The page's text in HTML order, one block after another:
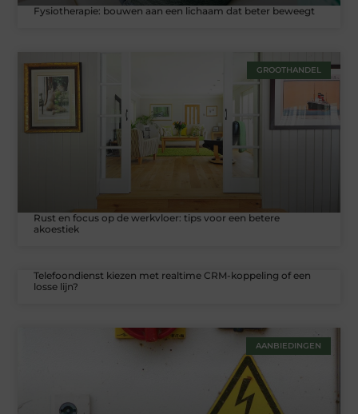
Fysiotherapie: bouwen aan een lichaam dat beter beweegt
GROOTHANDEL
Rust en focus op de werkvloer: tips voor een betere
akoestiek
Telefoondienst kiezen met realtime CRM-koppeling of een
losse lijn?
AANBIEDINGEN